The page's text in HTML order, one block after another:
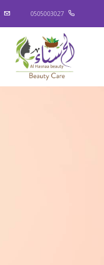
0505003027